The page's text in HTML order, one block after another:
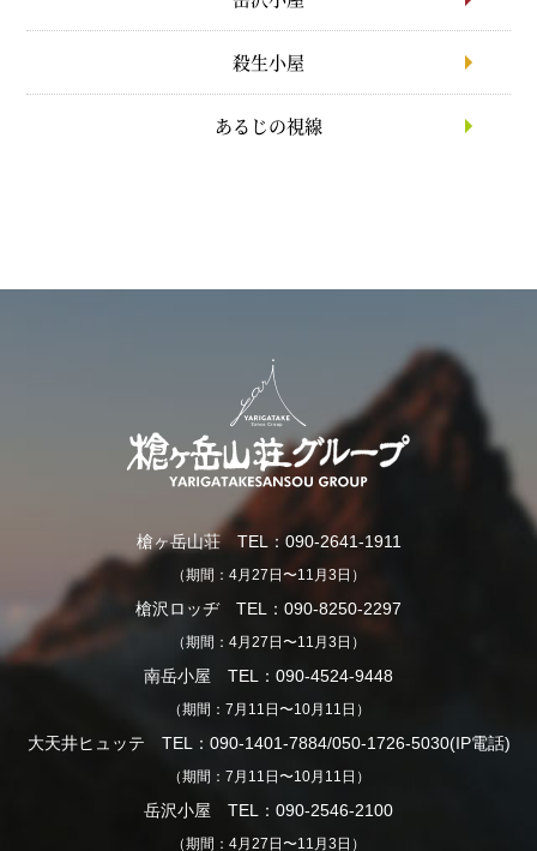
殺生小屋
あるじの視線
槍ヶ岳山荘 TEL：090-2641-1911
（期間：4月27日〜11月3日）
槍沢ロッヂ TEL：090-8250-2297
（期間：4月27日〜11月3日）
南岳小屋 TEL：090-4524-9448
（期間：7月11日〜10月11日）
大天井ヒュッテ TEL：090-1401-7884/050-1726-5030(IP電話)
（期間：7月11日〜10月11日）
岳沢小屋 TEL：090-2546-2100
（期間：4月27日〜11月3日）